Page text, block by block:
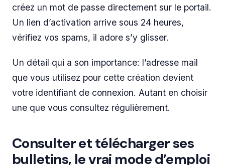
créez un mot de passe directement sur le portail.
Un lien d’activation arrive sous 24 heures,
vérifiez vos spams, il adore s’y glisser.
Un détail qui a son importance: l’adresse mail
que vous utilisez pour cette création devient
votre identifiant de connexion. Autant en choisir
une que vous consultez régulièrement.
Consulter et télécharger ses
bulletins, le vrai mode d’emploi